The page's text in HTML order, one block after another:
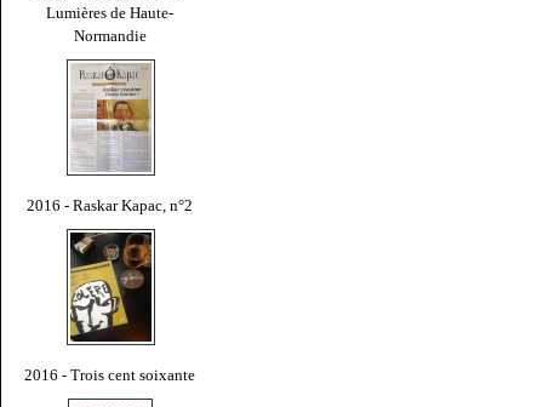
Lumières de Haute-
Normandie
2016 - Raskar Kapac, n°2
2016 - Trois cent soixante